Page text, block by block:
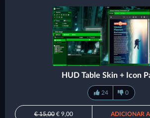
HUD Table Skin + Icon
24 0
€ 15,00€ 9,00 ADICIONAR